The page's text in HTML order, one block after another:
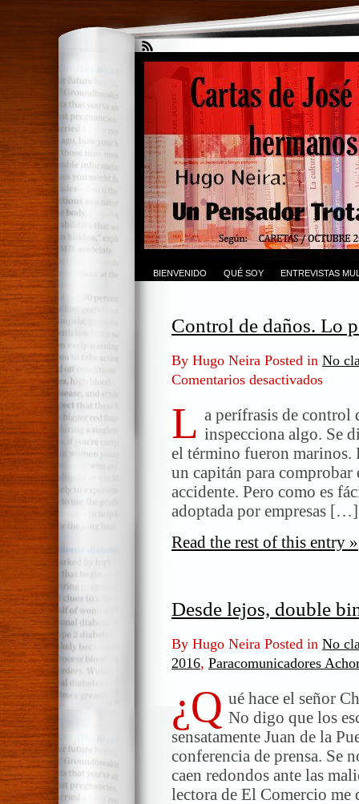
BIENVENIDO QUÉ SOY ENTREVISTAS
Control de daños. Lo
By Hugo Neira Posted in No
Comentarios desactivados
de
daños.
peor
L a perífrasis de control
inspecciona algo. Se
el término fueron marinos.
un capitán para comprobar
accidente. Pero como es
adoptada por empresas […]
Read the rest of this entry »
Desde lejos, double
By Hugo Neira Posted in No
2016, Paracomunicadores
¿Q ué hace el señor
No digo que los
sensatamente Juan de la
conferencia de prensa. Se
caen redondos ante las
lectora de El Comercio